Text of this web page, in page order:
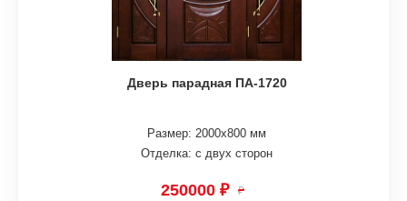
Дверь парадная ПА-1720
Размер: 2000х800 мм
Отделка: с двух сторон
250000 ₽ ₽